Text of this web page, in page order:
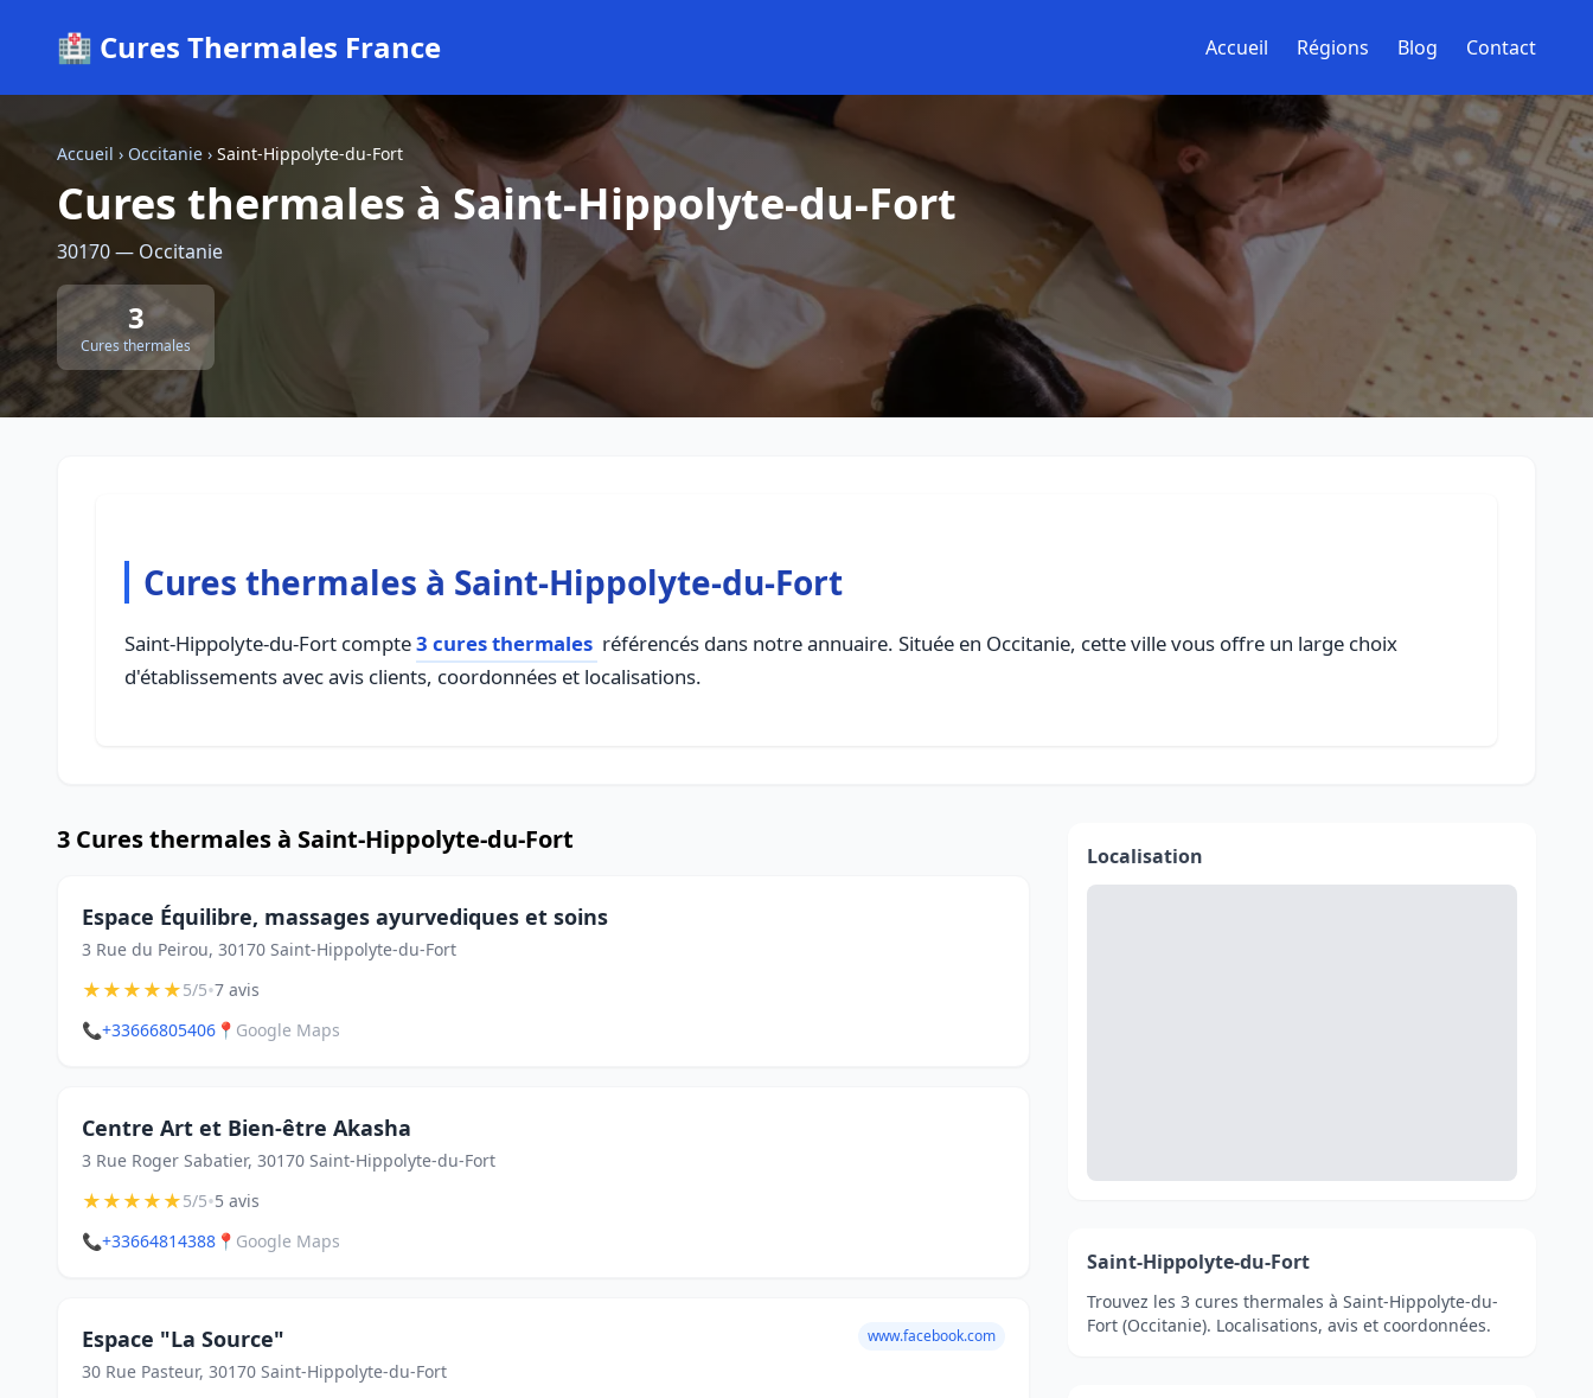
🏥 Cures Thermales France Accueil Régions Blog Contact
Accueil › Occitanie › Saint-Hippolyte-du-Fort
Cures thermales à Saint-Hippolyte-du-Fort
30170 — Occitanie
3
Cures thermales
Cures thermales à Saint-Hippolyte-du-Fort
Saint-Hippolyte-du-Fort compte3 cures thermales référencés dans notre annuaire. Située en Occitanie, cette ville vous offre un large choix
d'établissements avec avis clients, coordonnées et localisations.
3 Cures thermales à Saint-Hippolyte-du-Fort
Espace Équilibre, massages ayurvediques et soins
3 Rue du Peirou, 30170 Saint-Hippolyte-du-Fort
★★★★★5/5•7 avis
📞+33666805406 📍 Google Maps
Centre Art et Bien-être Akasha
3 Rue Roger Sabatier, 30170 Saint-Hippolyte-du-Fort
★★★★★5/5•5 avis
📞+33664814388 📍 Google Maps
Espace "La Source"
30 Rue Pasteur, 30170 Saint-Hippolyte-du-Fort
www.facebook.com
Localisation
Saint-Hippolyte-du-Fort
Trouvez les 3 cures thermales à Saint-Hippolyte-du-
Fort (Occitanie). Localisations, avis et coordonnées.